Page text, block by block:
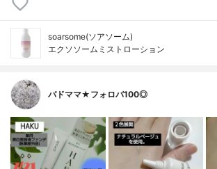
soarsome(ソアソーム)
エクソソームミストローション
バドママ★フォロバ100◎